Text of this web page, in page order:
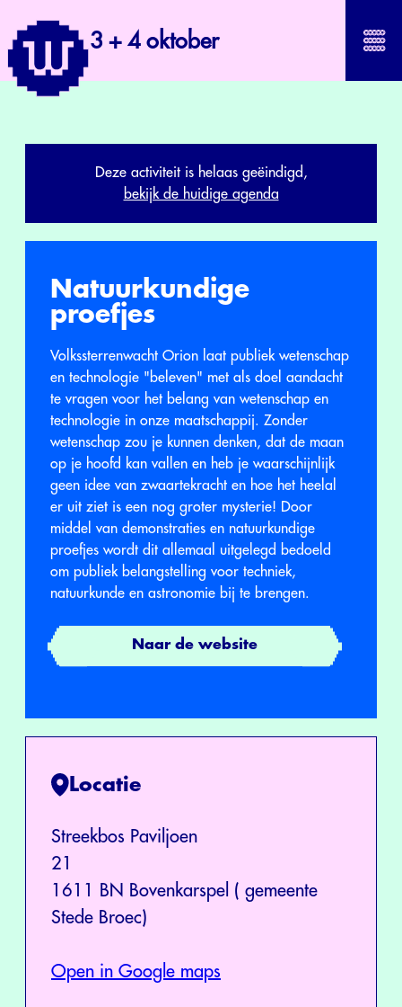
3 + 4 oktober
Deze activiteit is helaas geëindigd,
bekijk de huidige agenda
Natuurkundige
proefjes
Volkssterrenwacht Orion laat publiek wetenschap
en technologie "beleven" met als doel aandacht
te vragen voor het belang van wetenschap en
technologie in onze maatschappij. Zonder
wetenschap zou je kunnen denken, dat de maan
op je hoofd kan vallen en heb je waarschijnlijk
geen idee van zwaartekracht en hoe het heelal
er uit ziet is een nog groter mysterie! Door
middel van demonstraties en natuurkundige
proefjes wordt dit allemaal uitgelegd bedoeld
om publiek belangstelling voor techniek,
natuurkunde en astronomie bij te brengen.
Naar de website
Locatie
Streekbos Paviljoen
21
1611 BN Bovenkarspel ( gemeente
Stede Broec)
Open in Google maps